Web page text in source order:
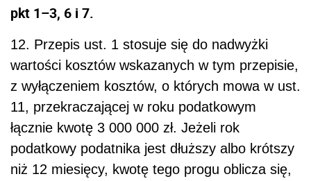
pkt 1–3, 6 i 7.
12. Przepis ust. 1 stosuje się do nadwyżki
wartości kosztów wskazanych w tym przepisie,
z wyłączeniem kosztów, o których mowa w ust.
11, przekraczającej w roku podatkowym
łącznie kwotę 3 000 000 zł. Jeżeli rok
podatkowy podatnika jest dłuższy albo krótszy
niż 12 miesięcy, kwotę tego progu oblicza się,